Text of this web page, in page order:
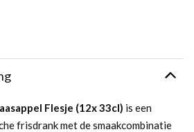
Flesje (12x 33cl) is een
frisdrank met de smaakcombinatie